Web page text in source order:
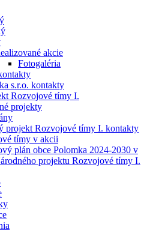
akcie
Fotogaléria
s.r.o. kontakty
Rozvojové tímy I.
projekty
projekt Rozvojové tímy I. kontakty
tímy v akcii
plán obce Polomka 2024-2030 v
projektu Rozvojové tímy I.